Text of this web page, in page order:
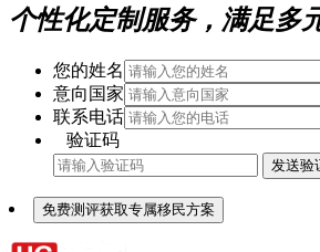
个性化定制服务，满足多
您的姓名
意向国家
联系电话
验证码
发送验
免费测评获取专属移民方案